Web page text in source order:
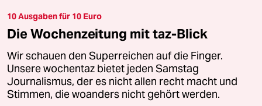
10 Ausgaben für 10 Euro
Die Wochenzeitung mit taz-Blick
Wir schauen den Superreichen auf die Finger.
Unsere wochentaz bietet jeden Samstag
Journalismus, der es nicht allen recht macht und
Stimmen, die woanders nicht gehört werden.